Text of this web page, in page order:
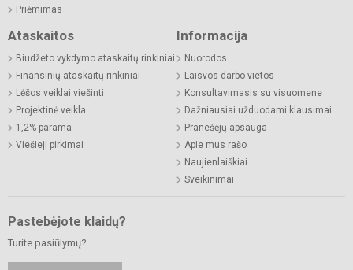
Priėmimas
Ataskaitos
Biudžeto vykdymo ataskaitų rinkiniai
Finansinių ataskaitų rinkiniai
Lėšos veiklai viešinti
Projektinė veikla
1,2% parama
Viešieji pirkimai
Informacija
Nuorodos
Laisvos darbo vietos
Konsultavimasis su visuomene
Dažniausiai užduodami klausimai
Pranešėjų apsauga
Apie mus rašo
Naujienlaiškiai
Sveikinimai
Pastebėjote klaidų?
Turite pasiūlymų?